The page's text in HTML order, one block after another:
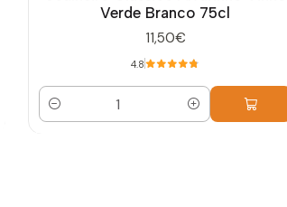
Verde Branco 75cl
11,50€
4.8
Cantidad